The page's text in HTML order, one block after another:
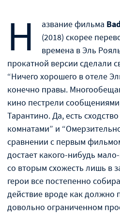
Н азвание фильма
(2018) скорее
времена в Эль
прокатной версии сделали
“Ничего хорошего в отеле
конечно правы.
кино пестрели
Тарантино. Да, есть
комнатами” и
сравнении с первым
достает какого-нибудь
со вторым схожесть лишь в
герои все постепенно
действие вроде как должно
довольно ограниченном